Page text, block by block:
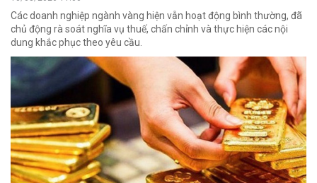
Các doanh nghiệp ngành vàng hiện vẫn hoạt động bình thường, đã
chủ động rà soát nghĩa vụ thuế, chấn chỉnh và thực hiện các nội
dung khắc phục theo yêu cầu.